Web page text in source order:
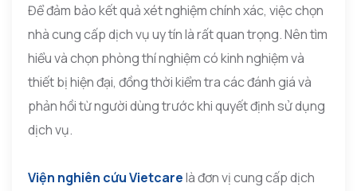
Để đảm bảo kết quả xét nghiệm chính xác, việc chọn
nhà cung cấp dịch vụ uy tín là rất quan trọng. Nên tìm
hiểu và chọn phòng thí nghiệm có kinh nghiệm và
thiết bị hiện đại, đồng thời kiểm tra các đánh giá và
phản hồi từ người dùng trước khi quyết định sử dụng
dịch vụ.
Viện nghiên cứu Vietcarelà đơn vị cung cấp dịch